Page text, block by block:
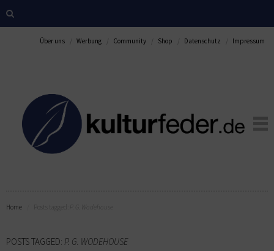
Über uns Werbung Community Shop Datenschutz Impressum
Home
POSTS TAGGED: P. G. WODEHOUSE